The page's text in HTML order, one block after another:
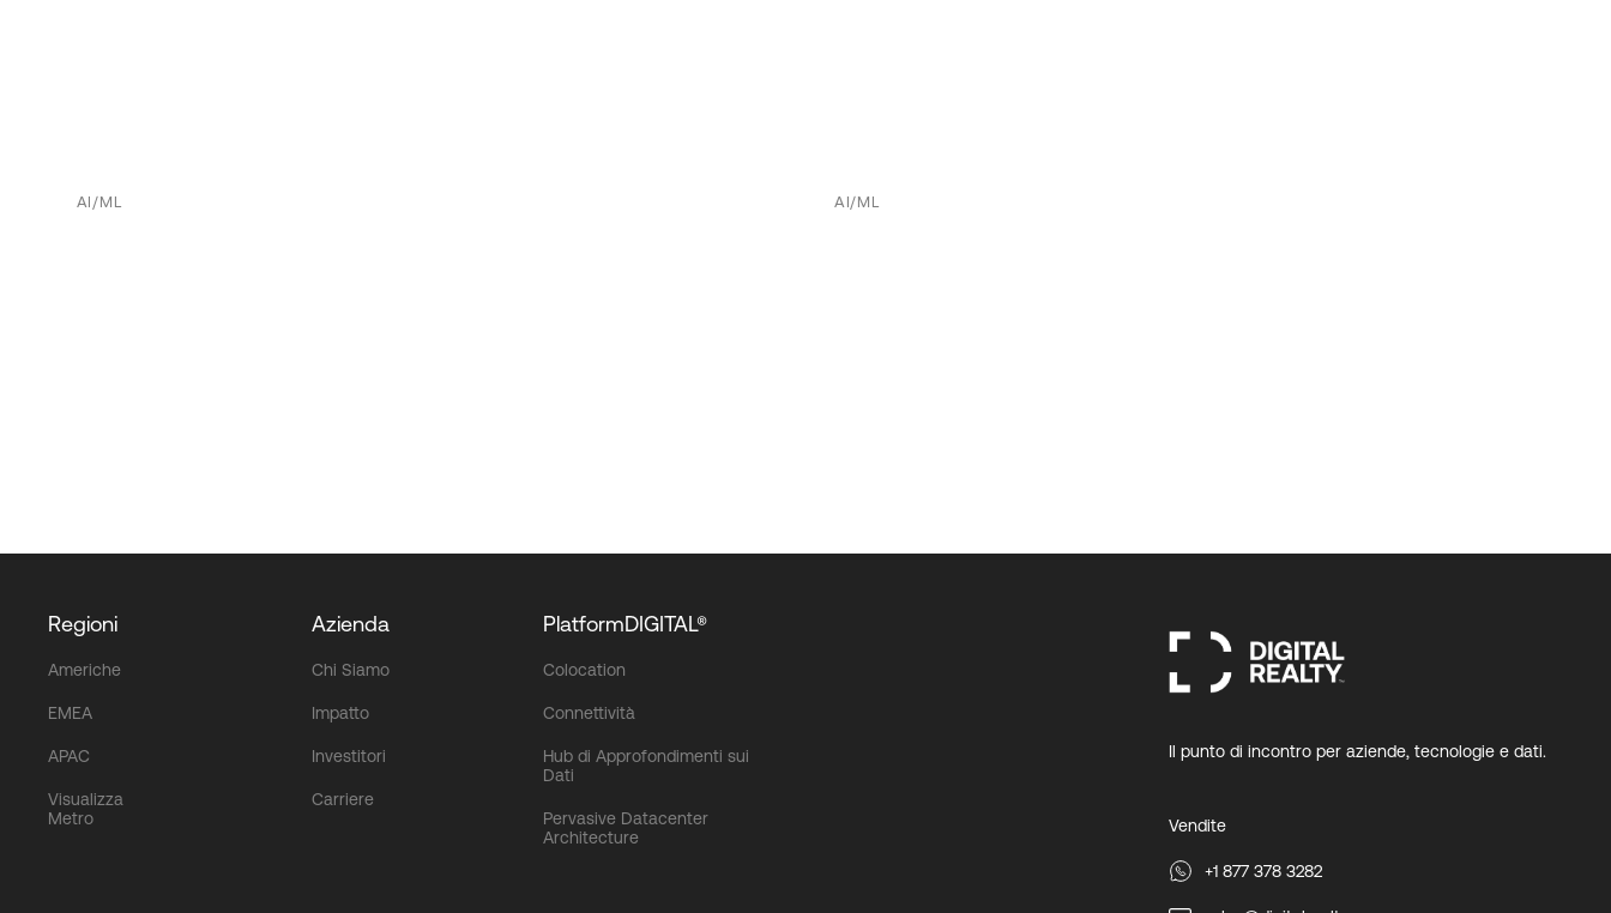
AI/ML AI/ML
Regioni
Americhe
EMEA
APAC
Visualizza
Metro
Azienda
Chi Siamo
Impatto
Investitori
Carriere
PlatformDIGITAL®
Colocation
Connettività
Hub di Approfondimenti sui
Dati
Pervasive Datacenter
Architecture
Il punto di incontro per aziende, tecnologie e dati.
Vendite
+1 877 378 3282